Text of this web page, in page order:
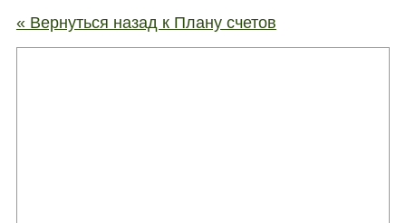
« Вернуться назад к Плану счетов